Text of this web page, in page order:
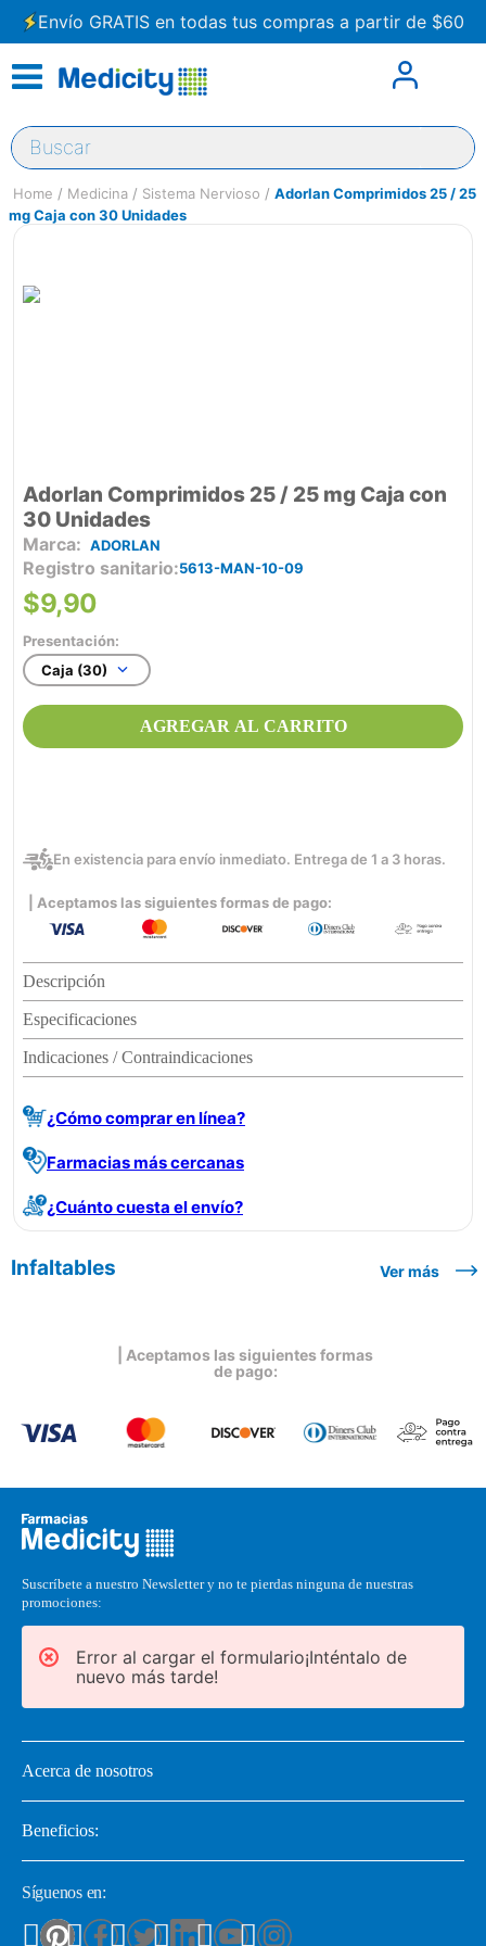
Envío GRATIS en todas tus compras a partir de $60
Buscar
Medicina Sistema Nervioso
Adorlan Comprimidos 25 / 25
mg Caja con 30 Unidades
Adorlan Comprimidos 25 / 25 mg Caja con
30 Unidades
ADORLAN
Registro sanitario 5613-MAN-10-09
$9,90
Presentación:
Caja (30)
AGREGAR AL CARRITO
En existencia para envío inmediato. Entrega de 1 a 3 horas.
| Aceptamos las siguientes formas de pago:
Descripción
Especificaciones
Indicaciones / Contraindicaciones
¿Cómo comprar en línea?
Farmacias más cercanas
¿Cuánto cuesta el envío?
Infaltables Ver más
| Aceptamos las siguientes formas
de pago:
Suscríbete a nuestro Newsletter y no te pierdas ninguna de nuestras
promociones:
Error al cargar el formulario¡Inténtalo de
nuevo más tarde!
Acerca de nosotros
Beneficios:
Síguenos en: